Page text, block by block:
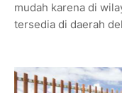
mudah karena di
tersedia di daerah